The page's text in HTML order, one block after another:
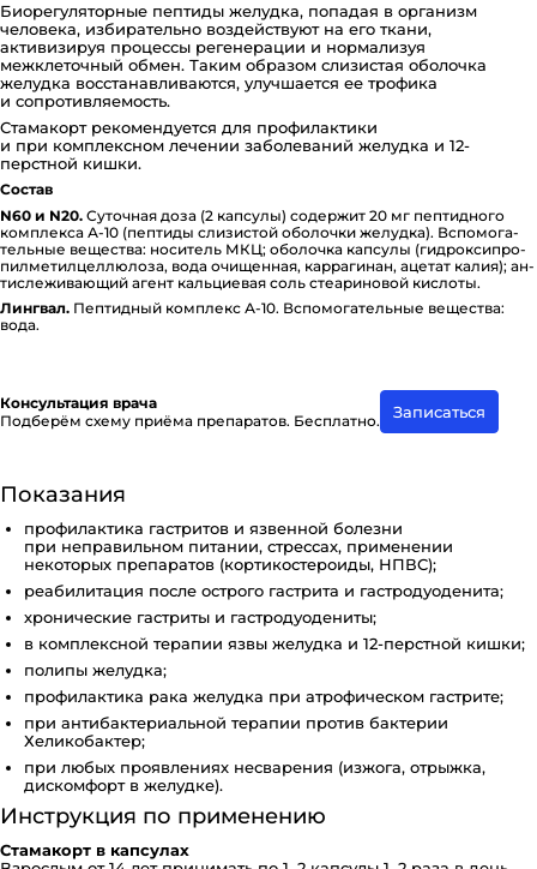
Биорегуляторные пептиды желудка, попадая в организм
человека, избирательно воздействуют на его ткани,
активизируя процессы регенерации и нормализуя
межклеточный обмен. Таким образом слизистая оболочка
желудка восстанавливаются, улучшается ее трофика
и сопротивляемость.
Стамакорт рекомендуется для профилактики
и при комплексном лечении заболеваний желудка и 12-
перстной кишки.
Состав
N60 и N20. Суточная доза (2 капсулы) содержит 20 мг пе­п­ти­д­но­го
комплекса А-10 (пептиды слизистой оболочки желудка). Вспо­мо­га­
тель­ные вещества: носитель МКЦ; оболочка капсулы (ги­д­ро­к­си­п­ро­
пи­л­ме­ти­л­це­л­лю­ло­за, вода очищенная, ка­р­ра­ги­нан, ацетат калия); ан­
ти­с­ле­жи­ва­ю­щий агент каль­ци­е­вая соль сте­а­ри­но­вой кислоты.
Лингвал. Пептидный комплекс А-10. Вспо­мо­га­тель­ные вещества:
вода.
Консультация врача
Подберём схему приёма препаратов. Бесплатно.
Записаться
Показания
профилактика гастритов и язвенной болезни
при неправильном питании, стрессах, применении
некоторых препаратов (кортикостероиды, НПВС);
реабилитация после острого гастрита и гастродуоденита;
хронические гастриты и гастродуодениты;
в комплексной терапии язвы желудка и 12-перстной кишки;
полипы желудка;
профилактика рака желудка при атрофическом гастрите;
при антибактериальной терапии против бактерии
Хеликобактер;
при любых проявлениях несварения (изжога, отрыжка,
дискомфорт в желудке).
Инструкция по применению
Стамакорт в капсулах